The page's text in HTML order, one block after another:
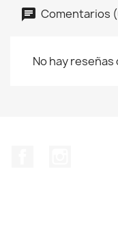
Comentarios
No hay